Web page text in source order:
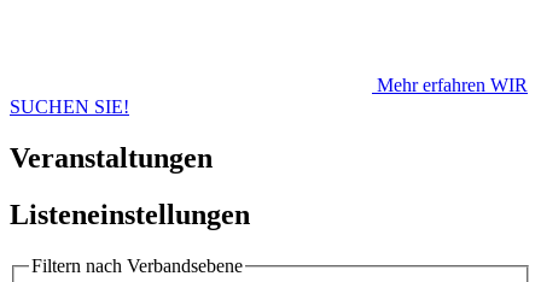
Mehr erfahren WIR
SUCHEN SIE!
Veranstaltungen
Listeneinstellungen
Filtern nach Verbandsebene